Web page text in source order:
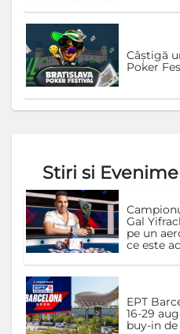
Câștigă
Poker
Stiri si
Gal
pe un
ce este
EPT
16-29
buy-in